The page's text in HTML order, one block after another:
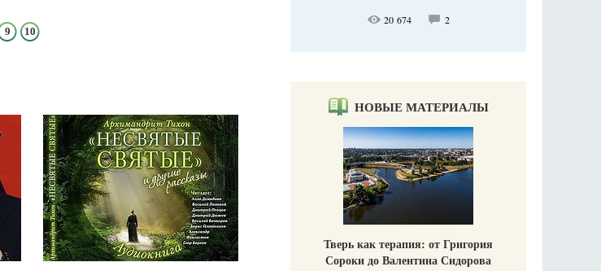
9 10
20 674 2
НОВЫЕ МАТЕРИАЛЫ
Тверь как терапия: от Григория
Сороки до Валентина Сидорова